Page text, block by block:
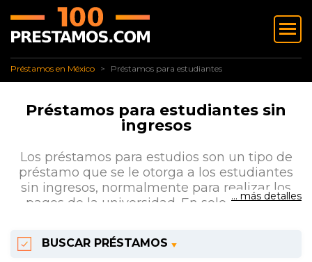
✅ Préstamos en México
Préstamos en México Préstamos para estudiantes
Préstamos para estudiantes
Préstamos para estudiantes sin
ingresos
Los préstamos para estudios son un tipo de
préstamo que se le otorga a los estudiantes
sin ingresos, normalmente para realizar los
pagos de la universidad. En solo 1 minuto,
... más detalles
BUSCAR PRÉSTAMOS